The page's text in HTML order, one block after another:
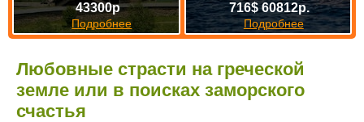
Любовные страсти на греческой
земле или в поисках заморского
счастья
43300р
Подробнее
716$ 60812р.
Подробнее